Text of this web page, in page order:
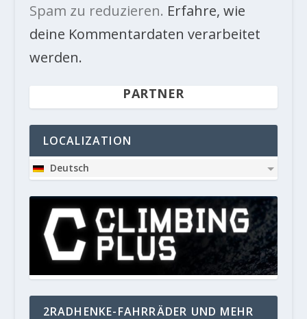
Spam zu reduzieren. Erfahre, wie
deine Kommentardaten verarbeitet
werden.
PARTNER
LOCALIZATION
Deutsch
2RADHENKE-FAHRRÄDER UND MEHR